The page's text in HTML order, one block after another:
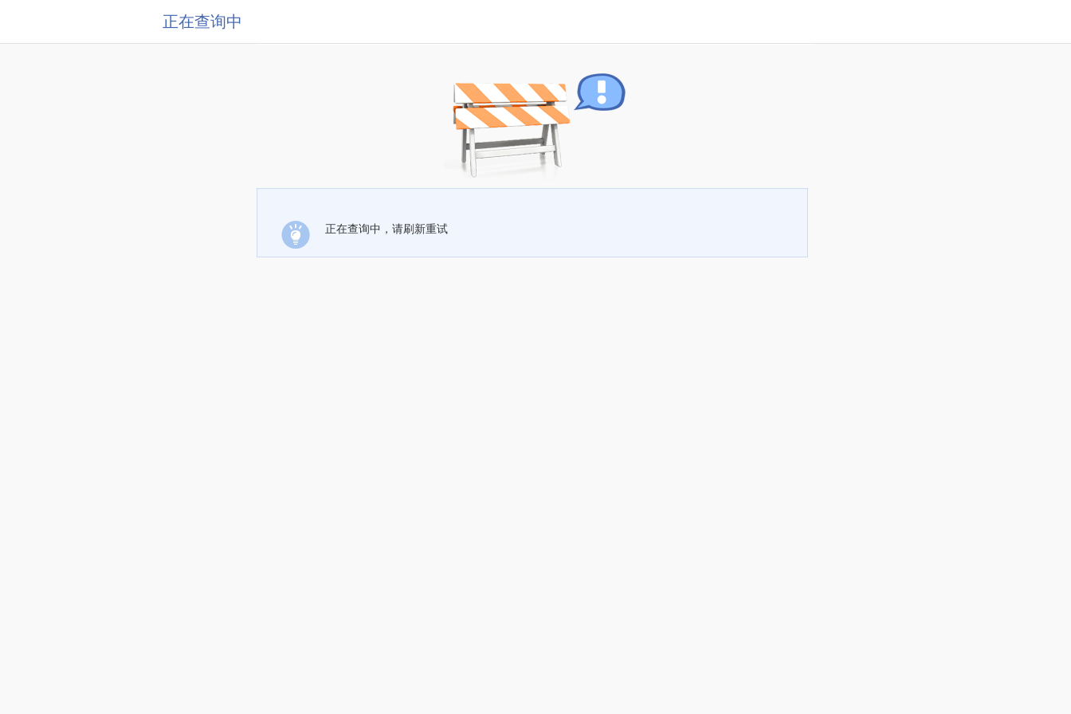
正在查询中
正在查询中，请刷新重试